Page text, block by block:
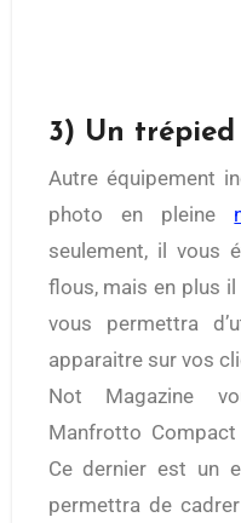
3) Un
Autre équipement indispensable pour faire des
photo en pleine
seulement, il vous
flous, mais en plus
vous permettra
apparaitre sur vos
Not Magazine
Manfrotto
Ce dernier est un
permettra de